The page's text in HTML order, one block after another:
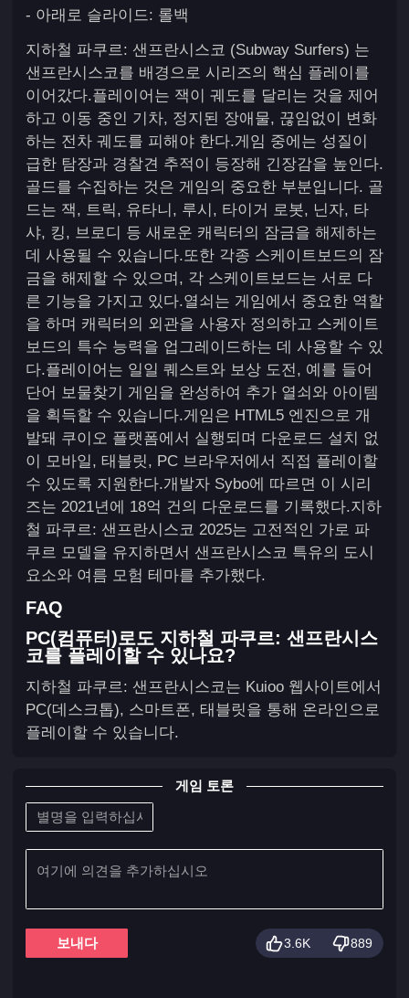
- 아래로 슬라이드: 롤백
지하철 파쿠르: 샌프란시스코 (Subway Surfers) 는
샌프란시스코를 배경으로 시리즈의 핵심 플레이를
이어갔다.플레이어는 잭이 궤도를 달리는 것을 제어
하고 이동 중인 기차, 정지된 장애물, 끊임없이 변화
하는 전차 궤도를 피해야 한다.게임 중에는 성질이
급한 탐장과 경찰견 추적이 등장해 긴장감을 높인다.
골드를 수집하는 것은 게임의 중요한 부분입니다. 골
드는 잭, 트릭, 유타니, 루시, 타이거 로봇, 닌자, 타
샤, 킹, 브로디 등 새로운 캐릭터의 잠금을 해제하는
데 사용될 수 있습니다.또한 각종 스케이트보드의 잠
금을 해제할 수 있으며, 각 스케이트보드는 서로 다
른 기능을 가지고 있다.열쇠는 게임에서 중요한 역할
을 하며 캐릭터의 외관을 사용자 정의하고 스케이트
보드의 특수 능력을 업그레이드하는 데 사용할 수 있
다.플레이어는 일일 퀘스트와 보상 도전, 예를 들어
단어 보물찾기 게임을 완성하여 추가 열쇠와 아이템
을 획득할 수 있습니다.게임은 HTML5 엔진으로 개
발돼 쿠이오 플랫폼에서 실행되며 다운로드 설치 없
이 모바일, 태블릿, PC 브라우저에서 직접 플레이할
수 있도록 지원한다.개발자 Sybo에 따르면 이 시리
즈는 2021년에 18억 건의 다운로드를 기록했다.지하
철 파쿠르: 샌프란시스코 2025는 고전적인 가로 파
쿠르 모델을 유지하면서 샌프란시스코 특유의 도시
요소와 여름 모험 테마를 추가했다.
FAQ
PC(컴퓨터)로도 지하철 파쿠르: 샌프란시스
코를 플레이할 수 있나요?
지하철 파쿠르: 샌프란시스코는 Kuioo 웹사이트에서
PC(데스크톱), 스마트폰, 태블릿을 통해 온라인으로
플레이할 수 있습니다.
게임 토론
보내다 3.6K 889